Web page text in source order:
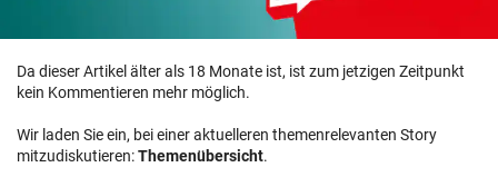
Da dieser Artikel älter als 18 Monate ist, ist zum jetzigen Zeitpunkt
kein Kommentieren mehr möglich.
Wir laden Sie ein, bei einer aktuelleren themenrelevanten Story
mitzudiskutieren:Themenübersicht.